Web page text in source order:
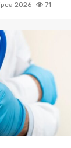
2026 71